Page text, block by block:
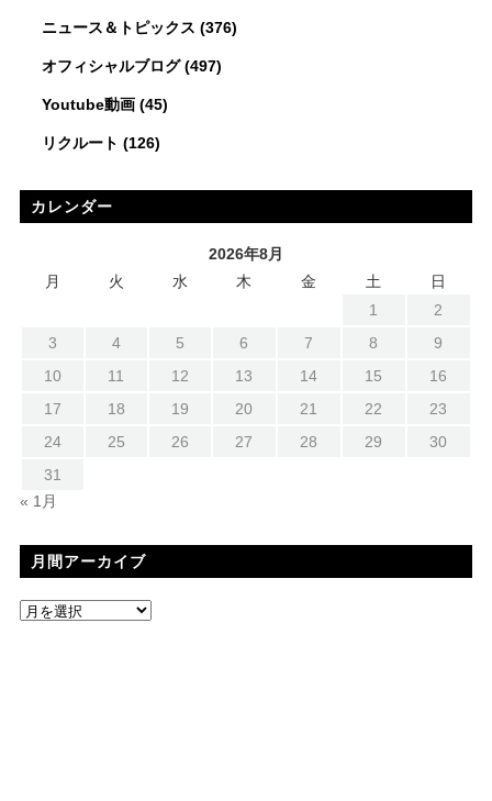
ニュース＆トピックス (376)
オフィシャルブログ(497)
Youtube動画(45)
リクルート (126)
カレンダー
2026年8月
月
火 水 木 金 土
日
1
2
3
4 5 6 7 8
9
10
11 12 13 14 15
16
17
18 19 20 21 22
23
24
25 26 27 28 29
30
31
« 1月
月間アーカイブ